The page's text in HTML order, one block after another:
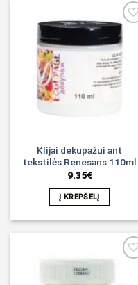
Noriu!
Klijai dekupažui ant
tekstilės Renesans 110ml
9.35€
Į KREPŠELĮ